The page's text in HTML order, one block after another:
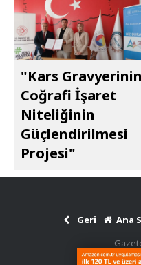
"Kars Gravyerinin
Coğrafi İşaret
Niteliğinin
Güçlendirilmesi
Projesi"
Geri Ana